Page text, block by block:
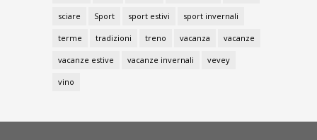
sciare Sport sport estivi sport invernali
terme tradizioni treno vacanza vacanze
vacanze estive vacanze invernali vevey
vino